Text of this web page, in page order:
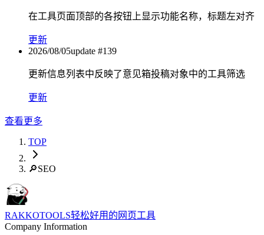
在工具页面顶部的各按钮上显示功能名称，标题左对齐
更新
2026/08/05update #139
更新信息列表中反映了意见箱投稿对象中的工具筛选
更新
查看更多
TOP
🔎SEO
RAKKOTOOLS轻松好用的网页工具
Company Information